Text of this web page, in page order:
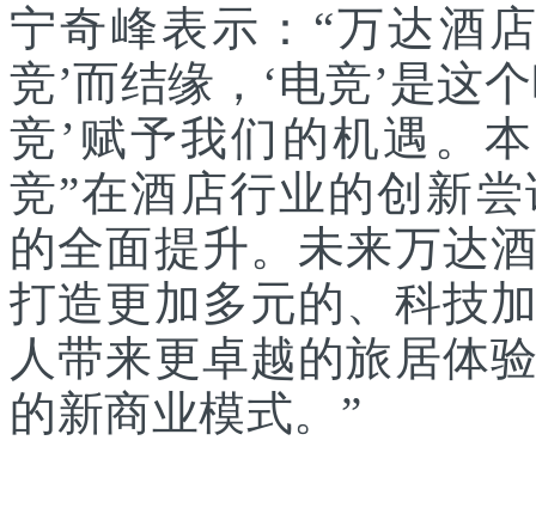
宁奇峰表示：“万达酒
竞’而结缘，‘电竞’是这
竞’赋予我们的机遇。
竞”在酒店行业的创新
的全面提升。未来万达
打造更加多元的、科技
人带来更卓越的旅居体
的新商业模式。”